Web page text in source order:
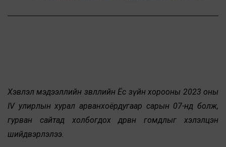
Хэвлэл мэдээллийн зөвлөлийн Ёс зүйн хорооны 2023 оны
IV улирлын хурал арванхоёрдугаар сарын 07-нд болж,
гурван сайтад холбогдох дөрвөн гомдлыг хэлэлцэн
шийдвэрлэлээ.